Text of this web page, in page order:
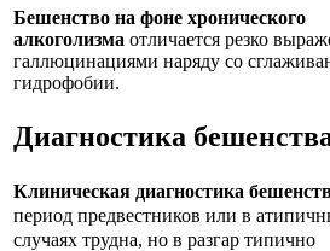
Бешенство на фоне хронического
алкоголизма отличается резко
галлюцинациями наряду со
гидрофобии.
Диагностика
Клиническая диагностика
период предвестников или в
случаях трудна, но в разгар типично